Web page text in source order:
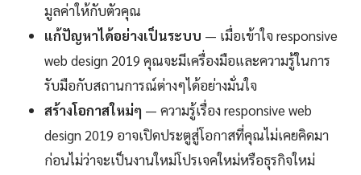
มูลค่าให้กับตัวคุณ
แก้ปัญหาได้อย่างเป็นระบบ — เมื่อเข้าใจ responsive
web design 2019 คุณจะมีเครื่องมือและความรู้ในการ
รับมือกับสถานการณ์ต่างๆได้อย่างมั่นใจ
สร้างโอกาสใหม่ๆ — ความรู้เรื่อง responsive web
design 2019 อาจเปิดประตูสู่โอกาสที่คุณไม่เคยคิดมา
ก่อนไม่ว่าจะเป็นงานใหม่โปรเจคใหม่หรือธุรกิจใหม่